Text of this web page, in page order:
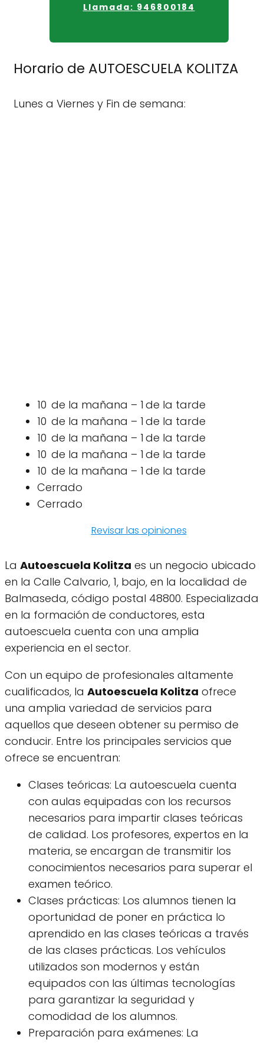
Llamada: 946800184
Horario de AUTOESCUELA KOLITZA
Lunes a Viernes y Fin de semana:
10 de la mañana – 1 de la tarde
10 de la mañana – 1 de la tarde
10 de la mañana – 1 de la tarde
10 de la mañana – 1 de la tarde
10 de la mañana – 1 de la tarde
Cerrado
Cerrado
Revisar las opiniones
La Autoescuela Kolitza es un negocio ubicado
en la Calle Calvario, 1, bajo, en la localidad de
Balmaseda, código postal 48800. Especializada
en la formación de conductores, esta
autoescuela cuenta con una amplia
experiencia en el sector.
Con un equipo de profesionales altamente
cualificados, la Autoescuela Kolitza ofrece
una amplia variedad de servicios para
aquellos que deseen obtener su permiso de
conducir. Entre los principales servicios que
ofrece se encuentran:
Clases teóricas: La autoescuela cuenta
con aulas equipadas con los recursos
necesarios para impartir clases teóricas
de calidad. Los profesores, expertos en la
materia, se encargan de transmitir los
conocimientos necesarios para superar el
examen teórico.
Clases prácticas: Los alumnos tienen la
oportunidad de poner en práctica lo
aprendido en las clases teóricas a través
de las clases prácticas. Los vehículos
utilizados son modernos y están
equipados con las últimas tecnologías
para garantizar la seguridad y
comodidad de los alumnos.
Preparación para exámenes: La